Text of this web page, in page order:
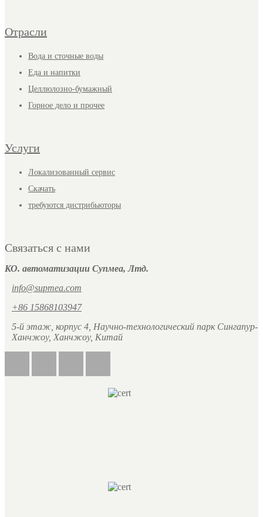
Отрасли
Вода и сточные воды
Еда и напитки
Целлюлозно-бумажный
Горное дело и прочее
Услуги
Локализованный сервис
Скачать
требуются дистрибьюторы
Связаться с нами
КО. автоматизации Супмеа, Лтд.
info@supmea.com
+86 15868103947
5-й этаж, корпус 4, Научно-технологический парк Сингапур-
Ханчжоу, Ханчжоу, Китай